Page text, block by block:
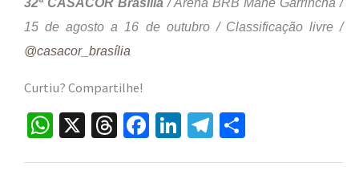
15 de agosto a 16 de outubro / Classificação livre /
@casacor_brasília
Curtiu? Compartilhe!
W X
T
Fa Li Te